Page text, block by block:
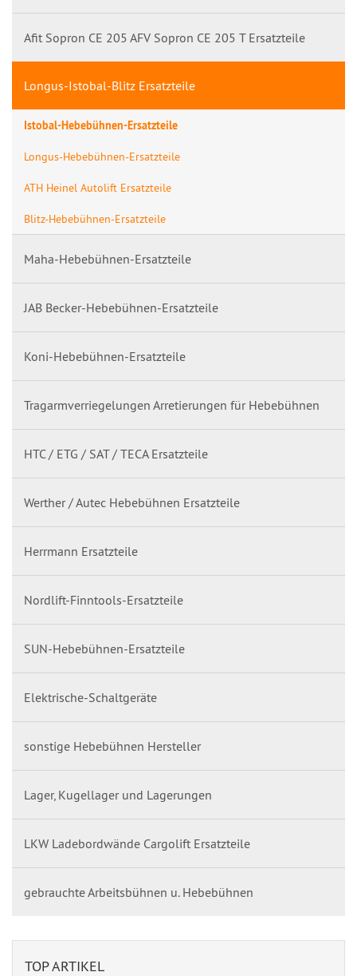
Afit Sopron CE 205 AFV Sopron CE 205 T Ersatzteile
Longus-Istobal-Blitz Ersatzteile
Istobal-Hebebühnen-Ersatzteile
Longus-Hebebühnen-Ersatzteile
ATH Heinel Autolift Ersatzteile
Blitz-Hebebühnen-Ersatzteile
Maha-Hebebühnen-Ersatzteile
JAB Becker-Hebebühnen-Ersatzteile
Koni-Hebebühnen-Ersatzteile
Tragarmverriegelungen Arretierungen für Hebebühnen
HTC / ETG / SAT / TECA Ersatzteile
Werther / Autec Hebebühnen Ersatzteile
Herrmann Ersatzteile
Nordlift-Finntools-Ersatzteile
SUN-Hebebühnen-Ersatzteile
Elektrische-Schaltgeräte
sonstige Hebebühnen Hersteller
Lager, Kugellager und Lagerungen
LKW Ladebordwände Cargolift Ersatzteile
gebrauchte Arbeitsbühnen u. Hebebühnen
TOP ARTIKEL